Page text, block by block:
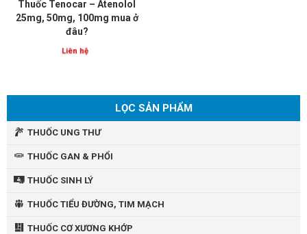
Thuốc Tenocar – Atenolol
25mg, 50mg, 100mg mua ở
đâu?
Liên hệ
LỌC SẢN PHẨM
THUỐC UNG THƯ
THUỐC GAN & PHỔI
THUỐC SINH LÝ
THUỐC TIỂU ĐƯỜNG, TIM MẠCH
THUỐC CƠ XƯƠNG KHỚP